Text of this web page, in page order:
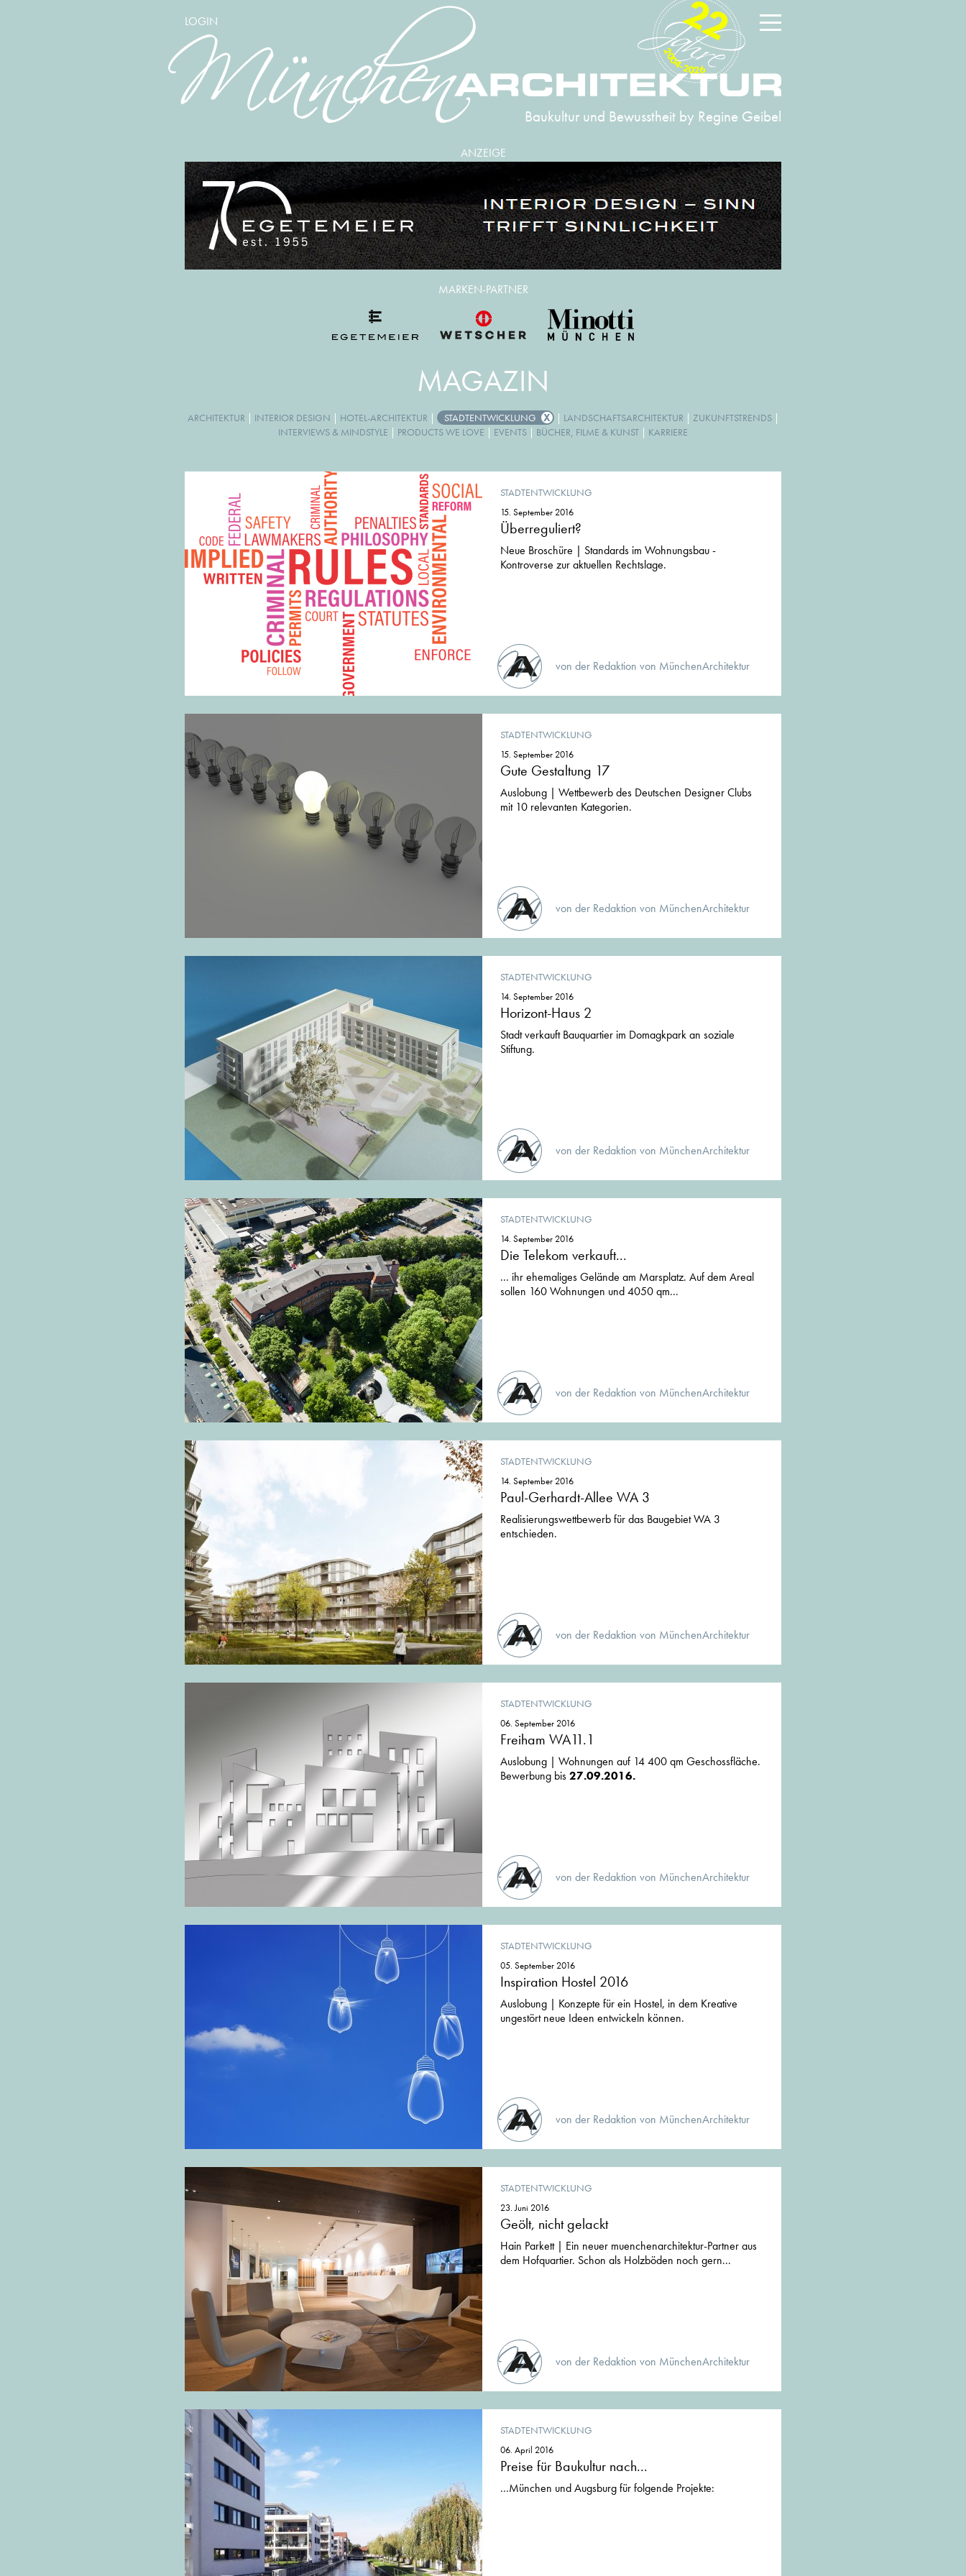
LOGIN
Baukultur und Bewusstheit by Regine Geibel
2004-2026
22
ANZEIGE
MAGAZIN
ARCHITEKTUR | INTERIOR DESIGN | HOTEL-ARCHITEKTUR | STADTENTWICKLUNG | LANDSCHAFTSARCHITEKTUR | ZUKUNFTSTRENDS|
INTERVIEWS & MINDSTYLE | PRODUCTS WE LOVE | EVENTS | BÜCHER, FILME & KUNST | KARRIERE
STADTENTWICKLUNG
15. September 2016
Überreguliert?
Neue Broschüre | Standards im Wohnungsbau -
Kontroverse zur aktuellen Rechtslage.
von der Redaktion von MünchenArchitektur
STADTENTWICKLUNG
15. September 2016
Gute Gestaltung 17
Auslobung | Wettbewerb des Deutschen Designer Clubs
mit 10 relevanten Kategorien.
von der Redaktion von MünchenArchitektur
STADTENTWICKLUNG
14. September 2016
Horizont-Haus 2
Stadt verkauft Bauquartier im Domagkpark an soziale
Stiftung.
von der Redaktion von MünchenArchitektur
STADTENTWICKLUNG
14. September 2016
Die Telekom verkauft...
... ihr ehemaliges Gelände am Marsplatz. Auf dem Areal
sollen 160 Wohnungen und 4050 qm...
von der Redaktion von MünchenArchitektur
STADTENTWICKLUNG
14. September 2016
Paul-Gerhardt-Allee WA 3
Realisierungswettbewerb für das Baugebiet WA 3
entschieden.
von der Redaktion von MünchenArchitektur
STADTENTWICKLUNG
06. September 2016
Freiham WA11.1
Auslobung | Wohnungen auf 14 400 qm Geschossfläche.
Bewerbung bis27.09.2016.
von der Redaktion von MünchenArchitektur
STADTENTWICKLUNG
05. September 2016
Inspiration Hostel 2016
Auslobung | Konzepte für ein Hostel, in dem Kreative
ungestört neue Ideen entwickeln können.
von der Redaktion von MünchenArchitektur
STADTENTWICKLUNG
23. Juni 2016
Geölt, nicht gelackt
Hain Parkett | Ein neuer muenchenarchitektur-Partner aus
dem Hofquartier. Schon als Holzböden noch gern...
von der Redaktion von MünchenArchitektur
STADTENTWICKLUNG
06. April 2016
Preise für Baukultur nach...
...München und Augsburg für folgende Projekte: